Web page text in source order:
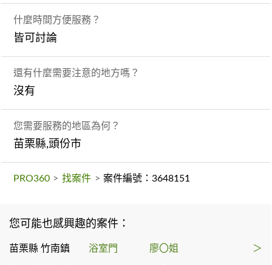
什麼時間方便服務？
皆可討論
還有什麼需要注意的地方嗎？
沒有
您需要服務的地區為何？
苗栗縣,頭份市
PRO360 > 找案件 > 案件編號：3648151
您可能也感興趣的案件：
苗栗縣 竹南鎮 浴室門 廖〇姐 ＞